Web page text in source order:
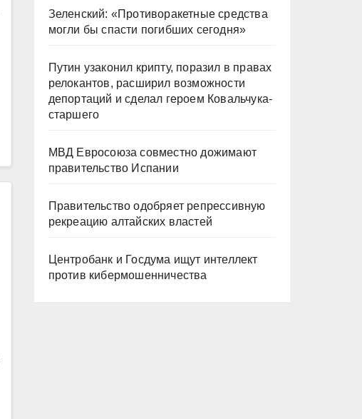
Зеленский: «Противоракетные средства
могли бы спасти погибших сегодня»
Путин узаконил крипту, поразил в правах
релокантов, расширил возможности
депортаций и сделал героем Ковальчука-
старшего
МВД Евросоюза совместно дожимают
правительство Испании
Правительство одобряет репрессивную
рекреацию алтайских властей
Центробанк и Госдума ищут интеллект
против кибермошенничества